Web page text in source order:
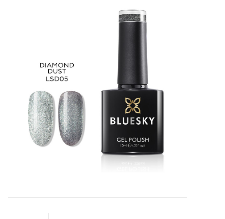
Accessoires